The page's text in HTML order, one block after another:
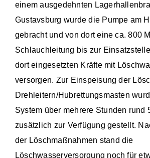
einem ausgedehnten
Gustavsburg wurde die Pumpe am
gebracht und von dort eine ca. 800
Schlauchleitung bis zur
dort eingesetzten Kräfte mit
versorgen. Zur Einspeisung der
Drehleitern/Hubrettungsmasten
System über mehrere Stunden rund
zusätzlich zur Verfügung gestellt.
der Löschmaßnahmen stand die
Löschwasserversorgung noch für